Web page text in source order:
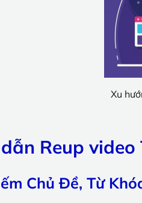
Xu
Reup
Chủ Đề, Từ